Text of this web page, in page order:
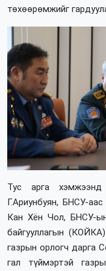
төхөөрөмжийг
Тус арга
Г.Ариунбуян, БНСУ-
Кан Хён Чол, БНСУ-
байгууллагын
газрын орлогч дарга
гал түймэртэй